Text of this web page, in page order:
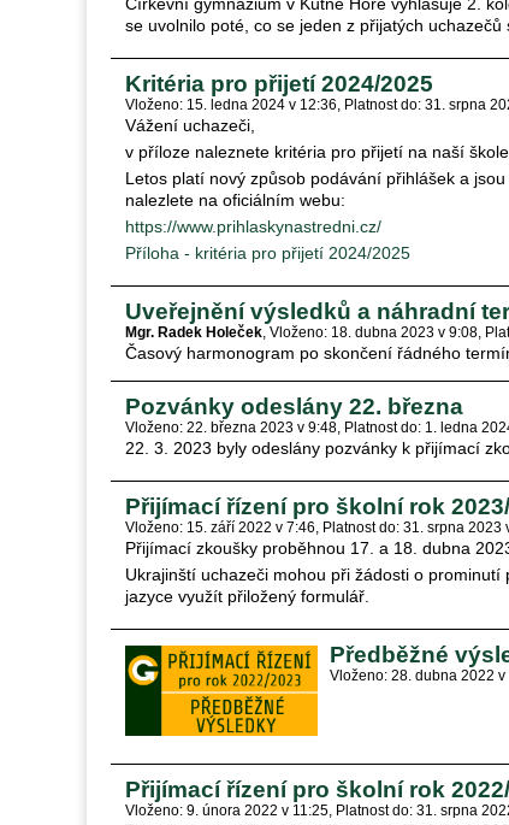
se uvolnilo poté, co se jeden z přijatých uchazečů
Kritéria pro přijetí 2024/2025
Vloženo: 15. ledna 2024 v 12:36 Platnost do: 31. srpna
Vážení uchazeči,
v příloze naleznete kritéria pro přijetí na naší
Letos platí nový způsob podávání přihlášek a
nalezlete na oficiálním webu:
https://www.prihlaskynastredni.cz/
Příloha - kritéria pro přijetí 2024/2025
Uveřejnění výsledků a náhradní
Mgr. Radek Holeček Vloženo: 18. dubna 2023 v 9:08
Časový harmonogram po skončení řádného
Pozvánky odeslány 22. března
Vloženo: 22. března 2023 v 9:48 Platnost do: 1. ledna
22. 3. 2023 byly odeslány pozvánky k přijímací
Přijímací řízení pro školní rok
Vloženo: 15. září 2022 v 7:46 Platnost do: 31. srpna 2023
Přijímací zkoušky proběhnou 17. a 18. dubna
Ukrajinští uchazeči mohou při žádosti o
jazyce využít přiložený formulář.
Předběžné
Vloženo: 28. dubna 2022 v
Přijímací řízení pro školní rok
Vloženo: 9. února 2022 v 11:25 Platnost do: 31. srpna